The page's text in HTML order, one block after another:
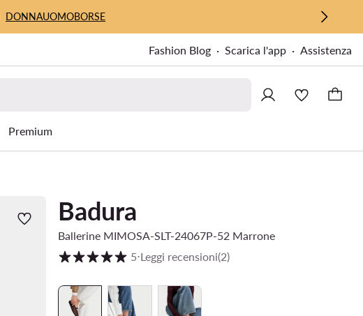
DONNAUOMOBORSE
Fashion Blog Scarica l'app Assistenza
Premium
Badura
Ballerine MIMOSA-SLT-24067P-52 Marrone
Valutazione clienti su scala da 1 a 5
5⋅Leggi recensioni(2)